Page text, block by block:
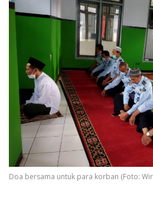
Doa bersama untuk para korban (Foto: